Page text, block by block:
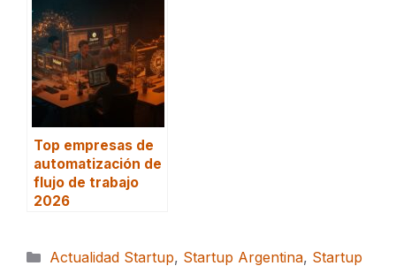
Top empresas de
automatización de
flujo de trabajo
2026
Categorías
Actualidad Startup, Startup Argentina, Startup